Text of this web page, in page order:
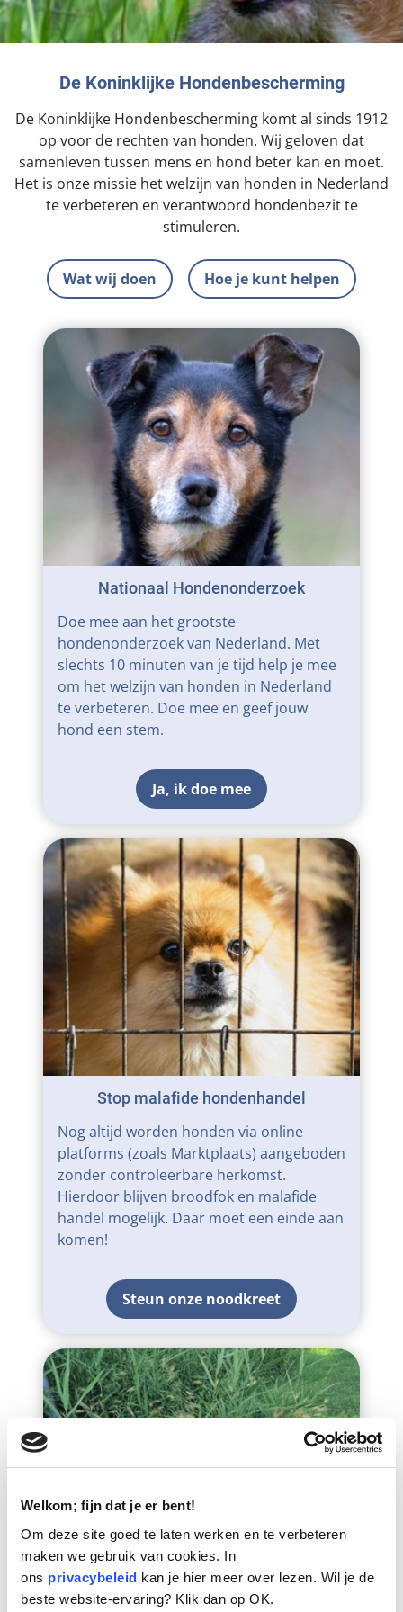
Welkom; fijn dat je er bent!
Om deze site goed te laten werken en te verbeteren
maken we gebruik van cookies. In
ons privacybeleid kan je hier meer over lezen. Wil je de
beste website-ervaring? Klik dan op OK.
Landelijke registratie bijtincidenten
Verantwoord fokbeleid
Landelijk vuurwerkverbod
Verplichte pre-aanschaf cursus
Gemeentelijk meldpunt bijtincidenten
Voldoende veilige losloopgebieden
Verbod op fokken met kortsnuitige honden
Bescherming tegen grasaren
LezingenTeken onze petitie
Adopteer een seniorhond
Sponsor een seniorhond
Schenk met belastingvoordeel
Steun als vrijwilliger
Honden voor Honden Loop
Wat wij doen
Bekende vrienden
Jaarverslag
Vacatures
Onze successen voor honden
Contactgegevens
Pers
Nieuws
Veelgestelde vragen
Melding hondenleed
Nieuwsbrief
Incassodata
Zoeken
De Koninklijke Hondenbescherming
De Koninklijke Hondenbescherming komt al sinds 1912
op voor de rechten van honden. Wij geloven dat
samenleven tussen mens en hond beter kan en moet.
Het is onze missie het welzijn van honden in Nederland
te verbeteren en verantwoord hondenbezit te
stimuleren.
Wat wij doen Hoe je kunt helpen
Nationaal Hondenonderzoek
Doe mee aan het grootste
hondenonderzoek van Nederland. Met
slechts 10 minuten van je tijd help je mee
om het welzijn van honden in Nederland
te verbeteren. Doe mee en geef jouw
hond een stem.
Ja, ik doe mee
Stop malafide hondenhandel
Nog altijd worden honden via online
platforms (zoals Marktplaats) aangeboden
zonder controleerbare herkomst.
Hierdoor blijven broodfok en malafide
handel mogelijk. Daar moet een einde aan
komen!
Steun onze noodkreet
Kijk uit voor grasaren!